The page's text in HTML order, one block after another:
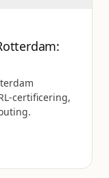
certificering,